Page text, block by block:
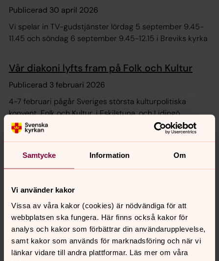
Samtycke Information Om
Vi använder kakor
Vissa av våra kakor (cookies) är nödvändiga för att
webbplatsen ska fungera. Här finns också kakor för
analys och kakor som förbättrar din användarupplevelse,
samt kakor som används för marknadsföring och när vi
länkar vidare till andra plattformar. Läs mer om våra
Publicerad 30 april 2026
Vi spelar in TV-gudstjänster lördag 5 september 9.45-
11.45 och söndag 6 september 9.45-12.15 i Breviks kyrka
Vår diakoni lyfts fram på Folk och Kultur
Publicerad 3 februari 2026
4-7 februari pågår Sveriges största kulturpolitiska
konvent, Folk och Kultur, i Eskilstuna, och Lidingö
församling finns representerade i ett seminarieprogram.
Film: Elva Lidingöbor läser julevangeliet
Publicerad 12 januari 2026
Inför julen 2025 spelades en film in där ett antal mer
eller mindre bekanta ansikten tillsammans läser
Lukasevangeliet 2:1-20, en bibeltext mer känd som
Julevangeliet.
Så gick det i kyrkovalet
Publicerad 6 november 2025